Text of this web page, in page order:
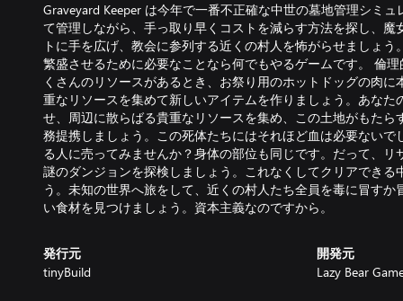
Graveyard Keeper は今年で一番不正確な中世の墓地管理シミ
て管理しながら、手っ取り早くコストを減らす方法を探し、
トに手を広げ、教会に参列する近くの村人を怖がらせましょ
繁盛させるために必要なことなら何でもやるゲームです。 倫
くさんのリソースがあるとき、お祭り用のホットドッグの肉
重なリソースを集めて新しいアイテムを作りましょう。あな
せ、周辺に散らばる貴重なリソースを集め、この土地がもた
務提携しましょう。この死体たちにはそれほど血は必要ない
る人に売ってみませんか？身体の部位も同じです。だって、
謎のダンジョンを探検しましょう。これなくしてクリアでき
う。未知の世界へ旅をして、近くの村人たち全員を毒に冒す
い食材を見つけましょう。資本主義なのですから。
発行元
tinyBuild
開発元
Lazy Bear